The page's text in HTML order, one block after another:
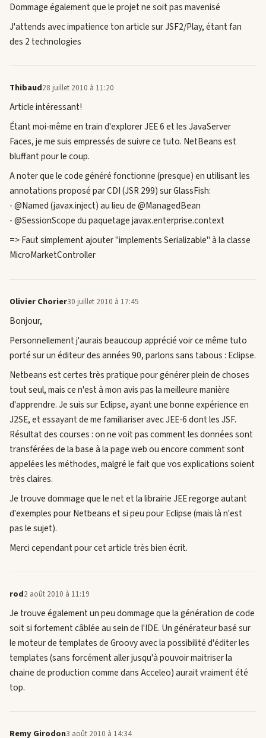
Dommage également que le projet ne soit pas mavenisé
J'attends avec impatience ton article sur JSF2/Play, étant fan
des 2 technologies
Thibaud28 juillet 2010 à 11:20
Article intéressant!
Étant moi-même en train d'explorer JEE 6 et les JavaServer
Faces, je me suis empressés de suivre ce tuto. NetBeans est
bluffant pour le coup.
A noter que le code généré fonctionne (presque) en utilisant les
annotations proposé par CDI (JSR 299) sur GlassFish:
- @Named (javax.inject) au lieu de @ManagedBean
- @SessionScope du paquetage javax.enterprise.context
=> Faut simplement ajouter "implements Serializable" à la classe
MicroMarketController
Olivier Chorier30 juillet 2010 à 17:45
Bonjour,
Personnellement j'aurais beaucoup apprécié voir ce même tuto
porté sur un éditeur des années 90, parlons sans tabous : Eclipse.
Netbeans est certes très pratique pour générer plein de choses
tout seul, mais ce n'est à mon avis pas la meilleure manière
d'apprendre. Je suis sur Eclipse, ayant une bonne expérience en
J2SE, et essayant de me familiariser avec JEE-6 dont les JSF.
Résultat des courses : on ne voit pas comment les données sont
transférées de la base à la page web ou encore comment sont
appelées les méthodes, malgré le fait que vos explications soient
très claires.
Je trouve dommage que le net et la librairie JEE regorge autant
d'exemples pour Netbeans et si peu pour Eclipse (mais là n'est
pas le sujet).
Merci cependant pour cet article très bien écrit.
rod2 août 2010 à 11:19
Je trouve également un peu dommage que la génération de code
soit si fortement câblée au sein de l'IDE. Un générateur basé sur
le moteur de templates de Groovy avec la possibilité d'éditer les
templates (sans forcément aller jusqu'à pouvoir maitriser la
chaine de production comme dans Acceleo) aurait vraiment été
top.
Remy Girodon3 août 2010 à 14:34